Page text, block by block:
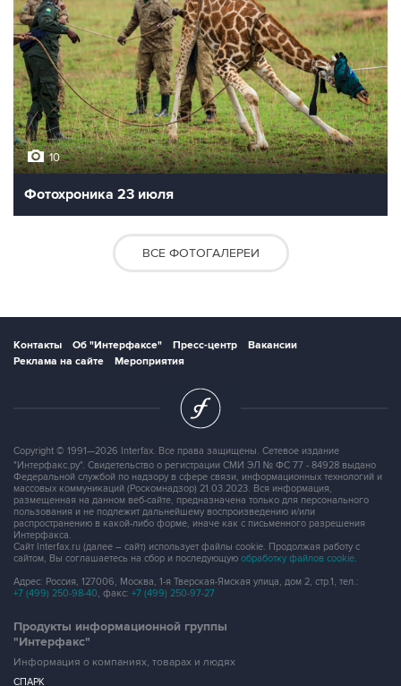
10
Фотохроника 23 июля
ВСЕ ФОТОГАЛЕРЕИ
Контакты Об "Интерфаксе" Пресс-центр
Вакансии
Реклама на сайте
Мероприятия
Copyright © 1991—2026 Interfax. Все права защищены. Сетевое издание
"Интерфакс.ру". Свидетельство о регистрации СМИ ЭЛ № ФС 77 - 84928 выдано
Федеральной службой по надзору в сфере связи, информационных технологий и
массовых коммуникаций (Роскомнадзор) 21.03.2023. Вся информация,
размещенная на данном веб-сайте, предназначена только для персонального
пользования и не подлежит дальнейшему воспроизведению и/или
распространению в какой-либо форме, иначе как с письменного разрешения
Интерфакса.
Сайт Interfax.ru (далее – сайт) использует файлы cookie. Продолжая работу с
сайтом, Вы соглашаетесь на сбор и последующую обработку файлов cookie.
Адрес: Россия, 127006, Москва, 1-я Тверская-Ямская улица, дом 2, стр.1, тел.:
+7 (499) 250-98-40, факс: +7 (499) 250-97-27
Продукты информационной группы
"Интерфакс"
Информация о компаниях, товарах и людях
СПАРК